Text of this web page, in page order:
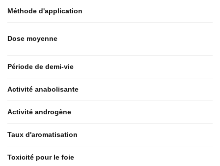
Méthode d'application
Dose moyenne
Période de demi-vie
Activité anabolisante
Activité androgène
Taux d'aromatisation
Toxicité pour le foie